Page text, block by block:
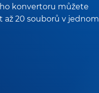
konvertoru můžete
až 20 souborů v jednom